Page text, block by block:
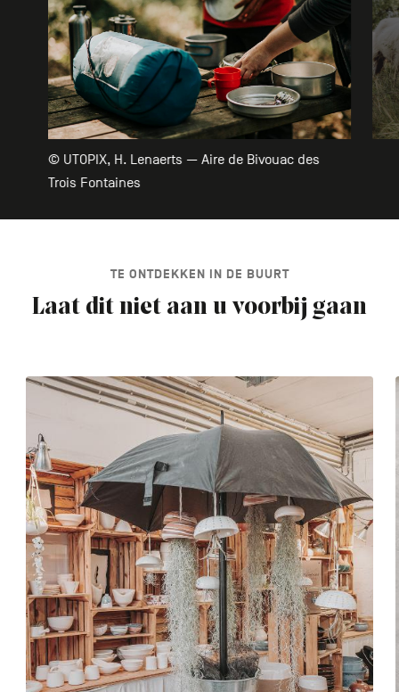
© UTOPIX, H. Lenaerts — Aire de Bivouac des
Trois Fontaines
TE ONTDEKKEN IN DE BUURT
Laat dit niet aan u voorbij gaan